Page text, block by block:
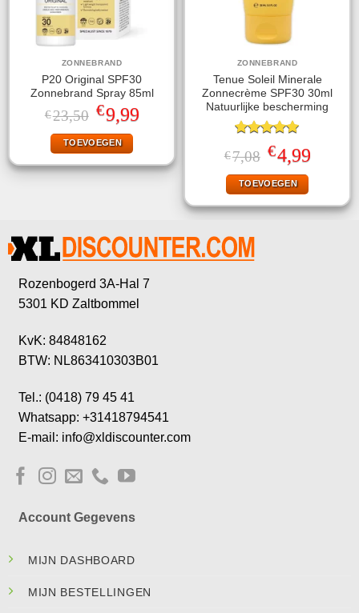
ZONNEBRAND
P20 Original SPF30
Zonnebrand Spray 85ml
€23,50 Oorspronkelijke
prijs
was:
€23,50.
€9,99Huidige
prijs
TOEVOEGEN
ZONNEBRAND
Tenue Soleil Minerale
Zonnecrème SPF30 30ml
Natuurlijke bescherming
Gewaardeerd
5.00uit 5
€7,08 Oorspronkelijke
prijs
was:
€7,08.
€4,99Huidige
prijs
is:
€4,99.
TOEVOEGEN
Rozenbogerd 3A-Hal 7
5301 KD Zaltbommel
KvK: 84848162
BTW: NL863410303B01
Tel.: (0418) 79 45 41
Whatsapp: +31418794541
E-mail: info@xldiscounter.com
Account Gegevens
MIJN DASHBOARD
MIJN BESTELLINGEN